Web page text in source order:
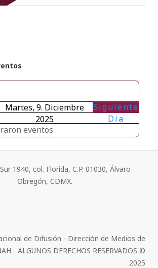
Martes, 9. Diciembre
2025
Siguiente
Día
eventos
1940, col. Florida, C.P. 01030, Álvaro
Obregón, CDMX.
de Difusión - Dirección de Medios de
- ALGUNOS DERECHOS RESERVADOS ©
2025